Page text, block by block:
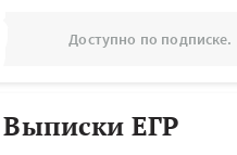
Доступно по подписке.
Выписки ЕГР